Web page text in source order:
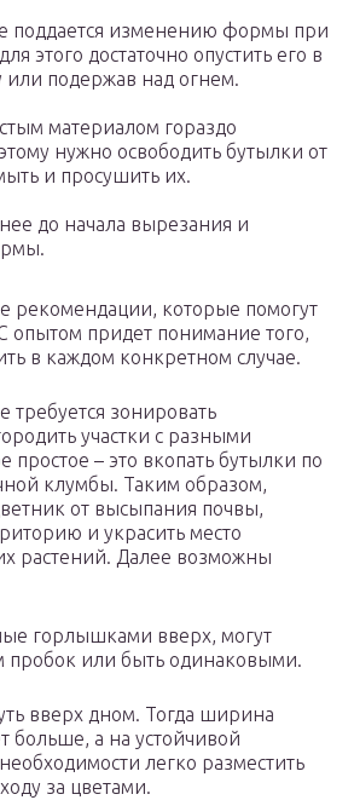
поддается изменению формы при
этого достаточно опустить его в
или подержав над огнем.
материалом гораздо
нужно освободить бутылки от
и просушить их.
до начала вырезания и
рекомендации, которые помогут
опытом придет понимание того,
в каждом конкретном случае.
требуется зонировать
участки с разными
простое – это вкопать бутылки по
клумбы. Таким образом,
от высыпания почвы,
и украсить место
растений. Далее возможны
горлышками вверх, могут
пробок или быть одинаковыми.
вверх дном. Тогда ширина
больше, а на устойчивой
легко разместить
за цветами.